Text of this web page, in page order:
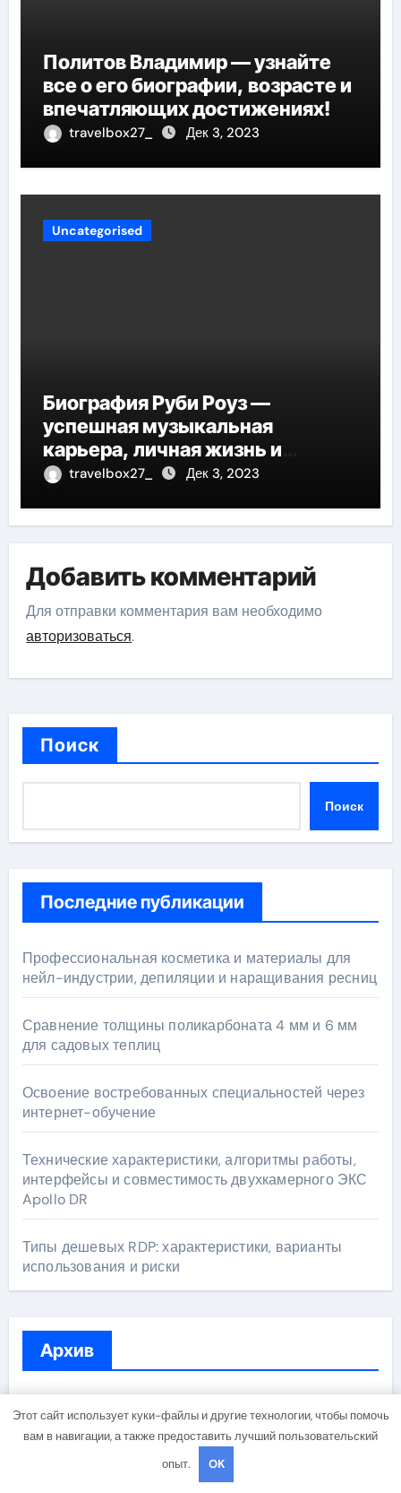
Политов Владимир — узнайте
все о его биографии, возрасте и
впечатляющих достижениях!
travelbox27_ Дек 3, 2023
Uncategorised
Биография Руби Роуз —
успешная музыкальная
карьера, личная жизнь и
знаковые достижения
travelbox27_ Дек 3, 2023
Добавить комментарий
Для отправки комментария вам необходимо
авторизоваться.
Поиск
Поиск
Последние публикации
Профессиональная косметика и материалы для
нейл-индустрии, депиляции и наращивания ресниц
Сравнение толщины поликарбоната 4 мм и 6 мм
для садовых теплиц
Освоение востребованных специальностей через
интернет-обучение
Технические характеристики, алгоритмы работы,
интерфейсы и совместимость двухкамерного ЭКС
Apollo DR
Типы дешевых RDP: характеристики, варианты
использования и риски
Архив
Июль 2026
Этот сайт использует куки-файлы и другие технологии, чтобы помочь
вам в навигации, а также предоставить лучший пользовательский
опыт.
OK